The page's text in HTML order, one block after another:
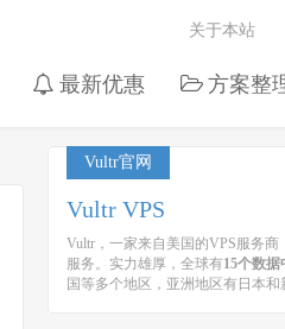
最新优惠 方案整
关于本站
Vultr官网
Vultr VPS
Vultr，一家来自美国的VPS服务商
服务。实力雄厚，全球有15个数据
国等多个地区，亚洲地区有日本和